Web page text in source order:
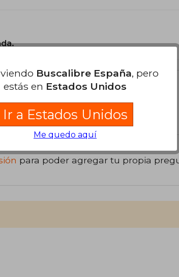
para poder agregar tu propia
Buscalibre España, pero
estás en Estados Unidos
Ir a Estados Unidos
Me quedo aquí